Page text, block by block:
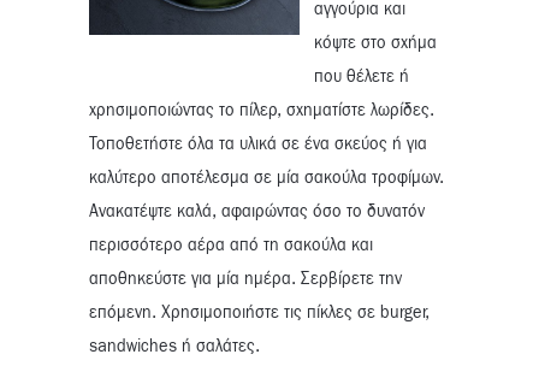
αγγούρια και
κόψτε στο σχήμα
που θέλετε ή
χρησιμοποιώντας το πίλερ, σχηματίστε λωρίδες.
Τοποθετήστε όλα τα υλικά σε ένα σκεύος ή για
καλύτερο αποτέλεσμα σε μία σακούλα τροφίμων.
Ανακατέψτε καλά, αφαιρώντας όσο το δυνατόν
περισσότερο αέρα από τη σακούλα και
αποθηκεύστε για μία ημέρα. Σερβίρετε την
επόμενη. Χρησιμοποιήστε τις πίκλες σε burger,
sandwiches ή σαλάτες.